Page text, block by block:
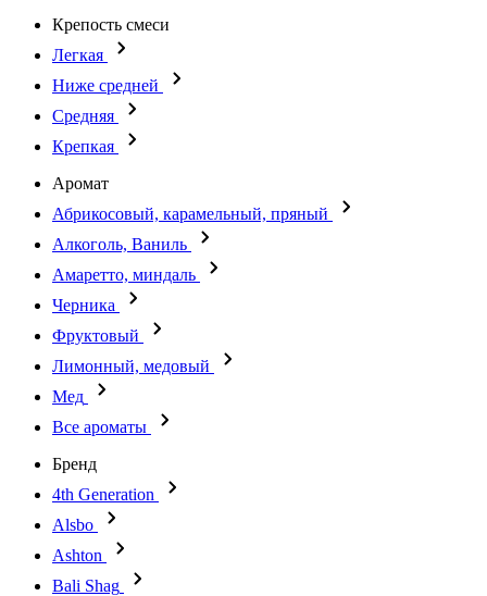
Крепость смеси
Легкая
Ниже средней
Средняя
Крепкая
Аромат
Абрикосовый, карамельный, пряный
Алкоголь, Ваниль
Амаретто, миндаль
Черника
Фруктовый
Лимонный, медовый
Мед
Все ароматы
Бренд
4th Generation
Alsbo
Ashton
Bali Shag